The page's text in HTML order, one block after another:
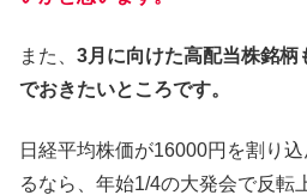
また、 3月に向けた高配当株銘柄
でおきたいところです。
日経平均株価が16000円を割り
るなら、年始1/4の大発会で反転